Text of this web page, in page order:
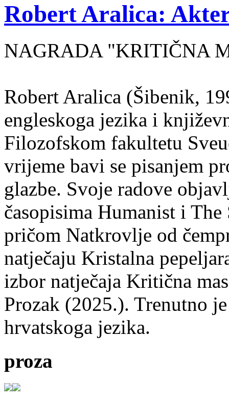
Robert Aralica:
NAGRADA "KRITIČNA
Robert Aralica (Šibenik,
engleskoga jezika i
Filozofskom fakultetu
vrijeme bavi se pisanjem
glazbe. Svoje radove
časopisima Humanist i
pričom Natkrovlje od
natječaju Kristalna
izbor natječaja Kritična
Prozak (2025.). Trenutno
hrvatskoga jezika.
proza